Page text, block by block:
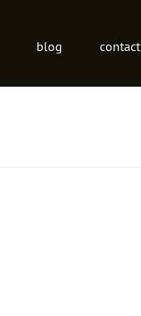
blog contact